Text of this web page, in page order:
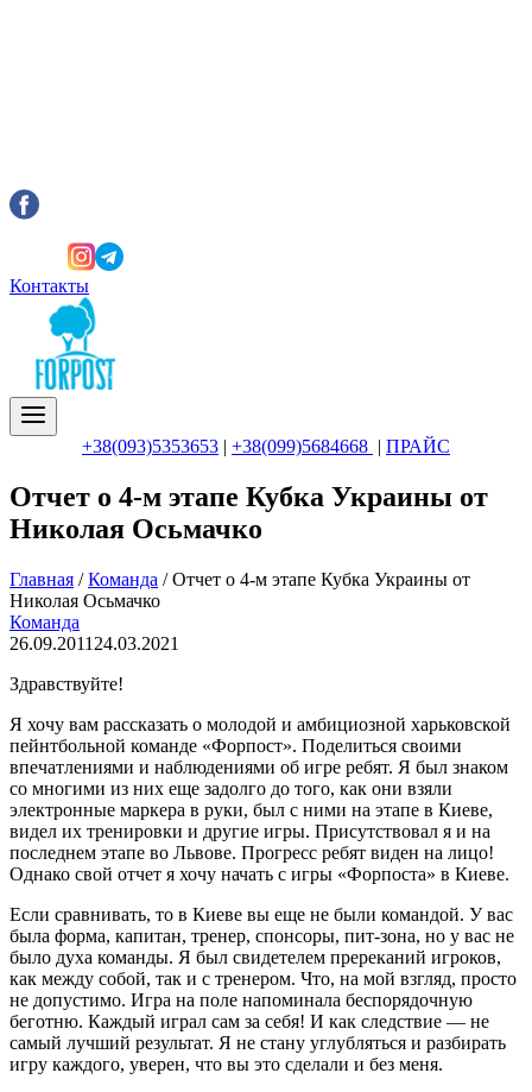
Контакты
+38(093)5353653 | +38(099)5684668 | ПРАЙС
Отчет о 4-м этапе Кубка Украины от
Николая Осьмачко
Главная / Команда / Отчет о 4-м этапе Кубка Украины от
Николая Осьмачко
Команда
26.09.2011 24.03.2021
Здравствуйте!
Я хочу вам рассказать о молодой и амбициозной харьковской
пейнтбольной команде «Форпост». Поделиться своими
впечатлениями и наблюдениями об игре ребят. Я был знаком
со многими из них еще задолго до того, как они взяли
электронные маркера в руки, был с ними на этапе в Киеве,
видел их тренировки и другие игры. Присутствовал я и на
последнем этапе во Львове. Прогресс ребят виден на лицо!
Однако свой отчет я хочу начать с игры «Форпоста» в Киеве.
Если сравнивать, то в Киеве вы еще не были командой. У вас
была форма, капитан, тренер, спонсоры, пит-зона, но у вас не
было духа команды. Я был свидетелем пререканий игроков,
как между собой, так и с тренером. Что, на мой взгляд, просто
не допустимо. Игра на поле напоминала беспорядочную
беготню. Каждый играл сам за себя! И как следствие — не
самый лучший результат. Я не стану углубляться и разбирать
игру каждого, уверен, что вы это сделали и без меня.